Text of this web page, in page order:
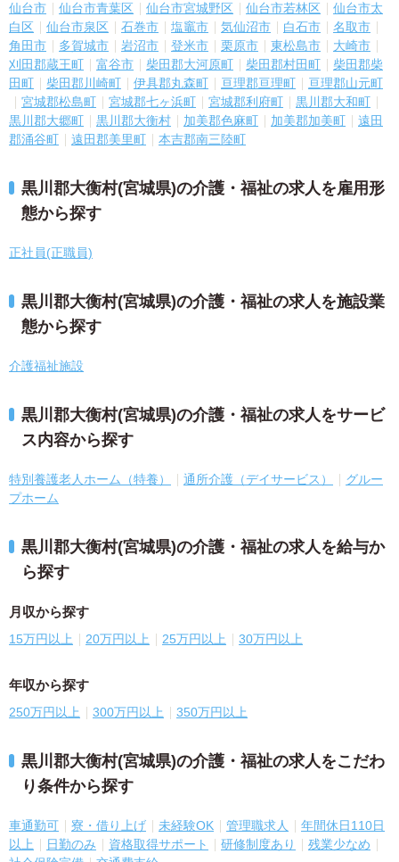
仙台市 仙台市青葉区 仙台市宮城野区 仙台市若林区
仙台市太
白区
仙台市泉区 石巻市 塩竈市 気仙沼市 白石市
名取市
角田市
多賀城市 岩沼市 登米市 栗原市 東松島市
大崎市
刈田郡蔵王町
富谷市 柴田郡大河原町 柴田郡村田町
柴田郡柴
田町
柴田郡川崎町 伊具郡丸森町 亘理郡亘理町
亘理郡山元町
宮城郡松島町
宮城郡七ヶ浜町 宮城郡利府町
黒川郡大和町
黒川郡大郷町
黒川郡大衡村 加美郡色麻町 加美郡加美町
遠田
郡涌谷町
遠田郡美里町 本吉郡南三陸町
黒川郡大衡村(宮城県)の介護・福祉の求人を雇用形
態から探す
正社員(正職員)
黒川郡大衡村(宮城県)の介護・福祉の求人を施設業
態から探す
介護福祉施設
黒川郡大衡村(宮城県)の介護・福祉の求人をサービ
ス内容から探す
特別養護老人ホーム（特養） 通所介護（デイサービス）
グルー
プホーム
黒川郡大衡村(宮城県)の介護・福祉の求人を給与か
ら探す
月収から探す
15万円以上 20万円以上 25万円以上 30万円以上
年収から探す
250万円以上 300万円以上 350万円以上
黒川郡大衡村(宮城県)の介護・福祉の求人をこだわ
り条件から探す
車通勤可 寮・借り上げ 未経験OK 管理職求人
年間休日110日
以上
日勤のみ 資格取得サポート 研修制度あり
残業少なめ